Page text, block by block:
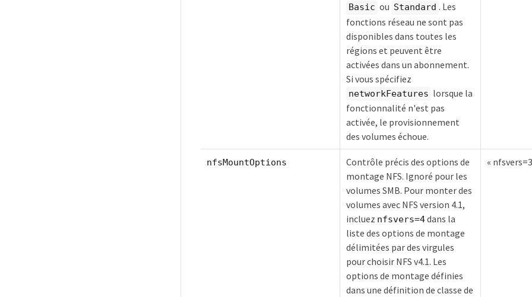
Basic ou Standard . Les
fonctions réseau ne sont pas
disponibles dans toutes les
régions et peuvent être
activées dans un abonnement.
Si vous spécifiez
networkFeatures lorsque la
fonctionnalité n'est pas
activée, le provisionnement
des volumes échoue.
nfsMountOptions
Contrôle précis des options de
montage NFS. Ignoré pour les
volumes SMB. Pour monter des
volumes avec NFS version 4.1,
incluez nfsvers=4dans la
liste des options de montage
délimitées par des virgules
pour choisir NFS v4.1. Les
options de montage définies
dans une définition de classe de
«